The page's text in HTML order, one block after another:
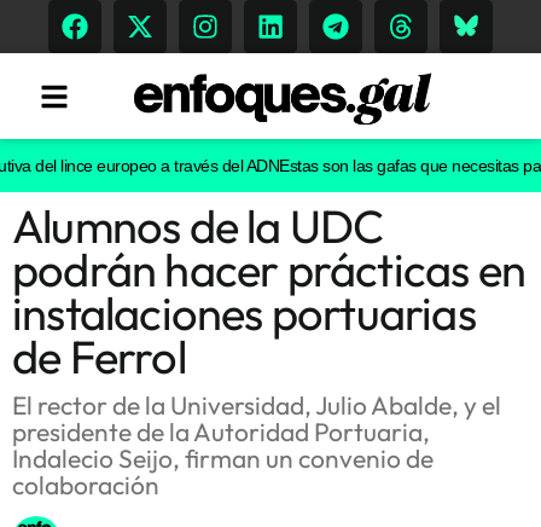
Tendencias
Memoria Histórica
Gastronomía
Escenarios
lince europeo a través del ADNEstas son las gafas que necesitas para
Alumnos de la UDC
podrán hacer prácticas en
instalaciones portuarias
de Ferrol
El rector de la Universidad, Julio Abalde, y el
presidente de la Autoridad Portuaria,
Indalecio Seijo, firman un convenio de
colaboración